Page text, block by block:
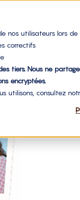
nos utilisateurs lors de
correctifs
tiers. Nous ne
encryptées.
utilisons, consultez